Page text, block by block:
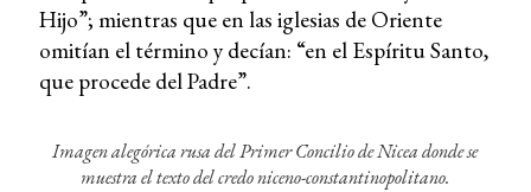
Hijo”; mientras que en las iglesias de Oriente
omitían el término y decían: “en el Espíritu Santo,
que procede del Padre”.
Imagen alegórica rusa del Primer Concilio de Nicea donde se
muestra el texto del credo niceno-constantinopolitano.